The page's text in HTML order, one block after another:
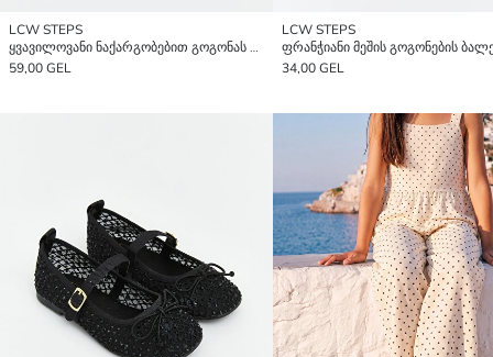
LCW STEPS
ყვავილოვანი ნაქარგობებით გოგონას ბალეტკები
59,00 GEL
LCW STEPS
ფრანჭიანი მეშის გოგონების
34,00 GEL